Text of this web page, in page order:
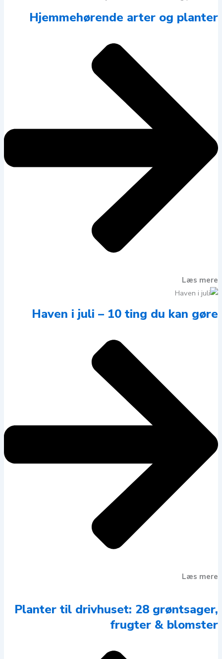
Hjemmehørende arter og planter
Læs mere
Haven i juli – 10 ting du kan gøre
Læs mere
Planter til drivhuset: 28 grøntsager,
frugter & blomster